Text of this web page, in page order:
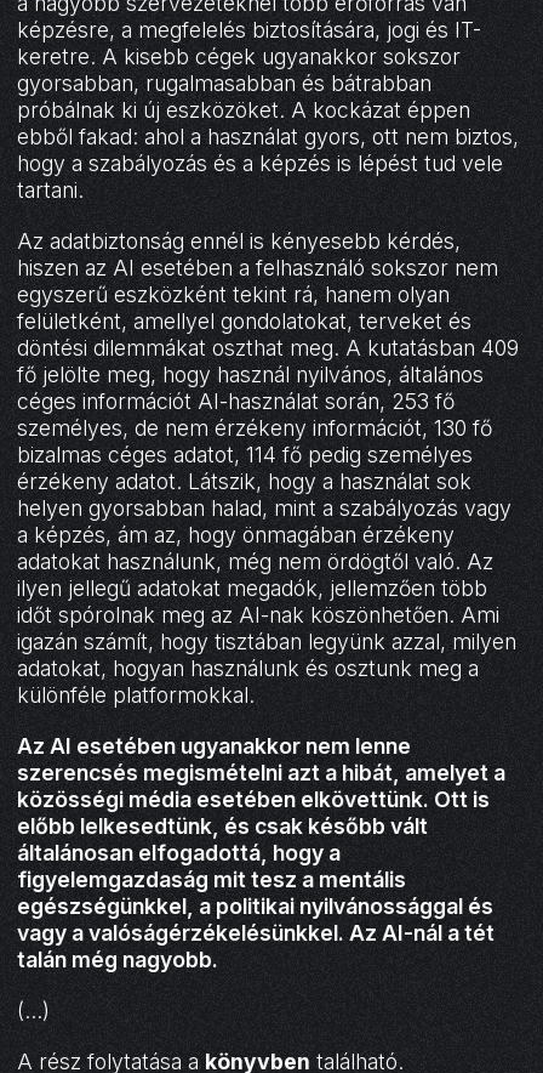
képzésre, a megfelelés biztosítására, jogi és IT-
keretre. A kisebb cégek ugyanakkor sokszor
gyorsabban, rugalmasabban és bátrabban
próbálnak ki új eszközöket. A kockázat éppen
ebből fakad: ahol a használat gyors, ott nem biztos,
hogy a szabályozás és a képzés is lépést tud vele
tartani.
Az adatbiztonság ennél is kényesebb kérdés,
hiszen az AI esetében a felhasználó sokszor nem
egyszerű eszközként tekint rá, hanem olyan
felületként, amellyel gondolatokat, terveket és
döntési dilemmákat oszthat meg. A kutatásban 409
fő jelölte meg, hogy használ nyilvános, általános
céges információt AI-használat során, 253 fő
személyes, de nem érzékeny információt, 130 fő
bizalmas céges adatot, 114 fő pedig személyes
érzékeny adatot. Látszik, hogy a használat sok
helyen gyorsabban halad, mint a szabályozás vagy
a képzés, ám az, hogy önmagában érzékeny
adatokat használunk, még nem ördögtől való. Az
ilyen jellegű adatokat megadók, jellemzően több
időt spórolnak meg az AI-nak köszönhetően. Ami
igazán számít, hogy tisztában legyünk azzal, milyen
adatokat, hogyan használunk és osztunk meg a
különféle platformokkal.
Az AI esetében ugyanakkor nem lenne
szerencsés megismételni azt a hibát, amelyet a
közösségi média esetében elkövettünk. Ott is
előbb lelkesedtünk, és csak később vált
általánosan elfogadottá, hogy a
figyelemgazdaság mit tesz a mentális
egészségünkkel, a politikai nyilvánossággal és
vagy a valóságérzékelésünkkel. Az AI-nál a tét
talán még nagyobb.
(...)
A rész folytatása a könyvben található.